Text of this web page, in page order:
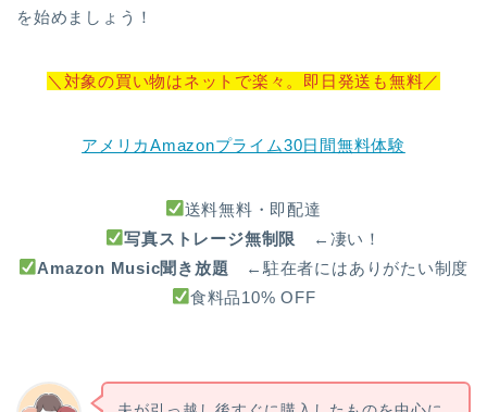
を始めましょう！
＼対象の買い物はネットで楽々。即日発送も無料／
アメリカAmazonプライム30日間無料体験
送料無料・即配達
写真ストレージ無制限
←凄い！
Amazon Music聞き放題 ←駐在者にはありがたい制度
食料品10% OFF
パパ向け（準備～米国生活
立ち上げ）